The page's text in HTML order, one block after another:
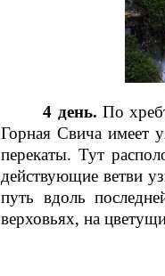
4 день. По
Горная Свича имеет
перекаты. Тут
действующие ветви
путь вдоль
верховьях, на